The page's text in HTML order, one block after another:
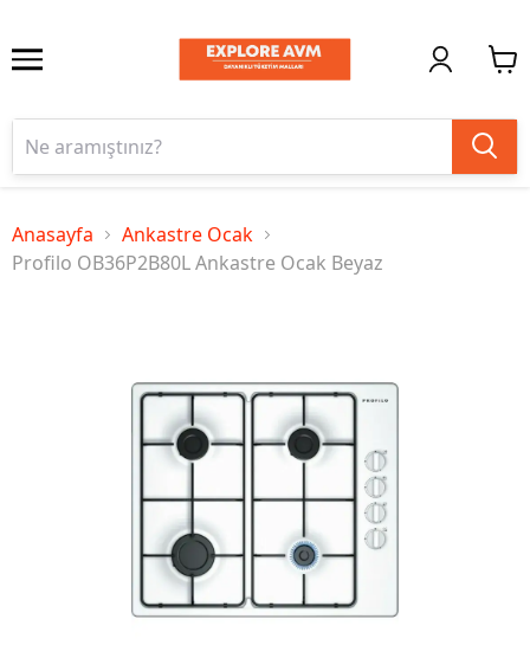
Anasayfa
Ankastre Ocak
Profilo OB36P2B80L Ankastre Ocak Beyaz